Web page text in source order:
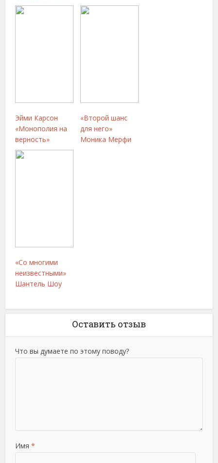
Эйми Карсон
«Монополия на
верность»
«Второй шанс
для него»
Моника Мерфи
«Со многими
неизвестными»
Шантель Шоу
Оставить отзыв
Что вы думаете по этому поводу?
Имя *